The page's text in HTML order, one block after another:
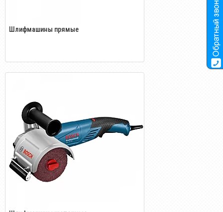
Шлифмашины прямые